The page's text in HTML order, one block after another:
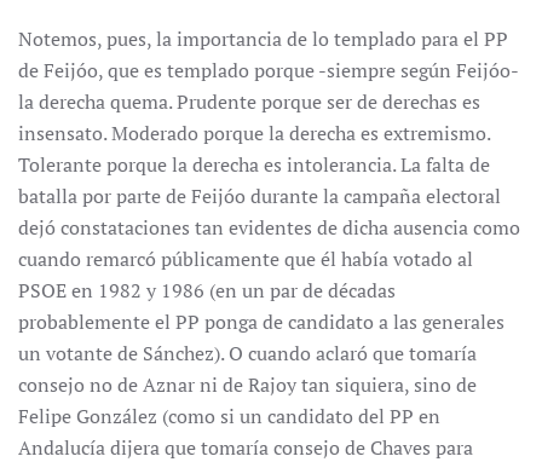
Notemos, pues, la importancia de lo templado para el PP
de Feijóo, que es templado porque -siempre según Feijóo-
la derecha quema. Prudente porque ser de derechas es
insensato. Moderado porque la derecha es extremismo.
Tolerante porque la derecha es intolerancia. La falta de
batalla por parte de Feijóo durante la campaña electoral
dejó constataciones tan evidentes de dicha ausencia como
cuando remarcó públicamente que él había votado al
PSOE en 1982 y 1986 (en un par de décadas
probablemente el PP ponga de candidato a las generales
un votante de Sánchez). O cuando aclaró que tomaría
consejo no de Aznar ni de Rajoy tan siquiera, sino de
Felipe González (como si un candidato del PP en
Andalucía dijera que tomaría consejo de Chaves para